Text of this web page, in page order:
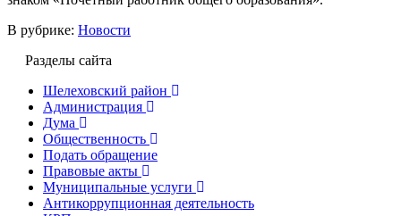
В рубрике: Новости
Разделы сайта
Шелеховский район
Администрация
Дума
Общественность
Подать обращение
Правовые акты
Муниципальные услуги
Антикоррупционная деятельность